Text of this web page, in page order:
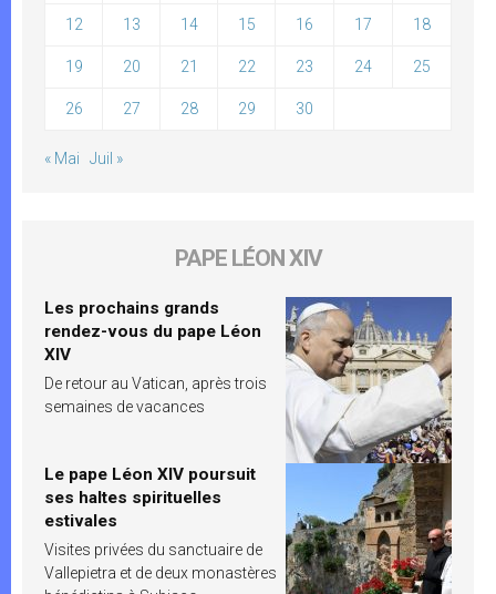
12 13 14 15 16 17 18
19 20 21 22 23 24 25
26 27 28 29 30
« Mai Juil »
PAPE LÉON XIV
Les prochains grands
rendez-vous du pape Léon
XIV
De retour au Vatican, après trois
semaines de vacances
Le pape Léon XIV poursuit
ses haltes spirituelles
estivales
Visites privées du sanctuaire de
Vallepietra et de deux monastères